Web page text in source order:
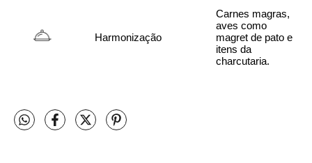
Harmonização
Carnes magras,
aves como
magret de pato e
itens da
charcutaria.